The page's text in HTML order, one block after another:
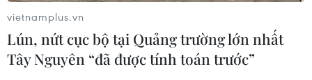
vietnamplus.vn
Lún, nứt cục bộ tại Quảng trường lớn nhất
Tây Nguyên “đã được tính toán trước”